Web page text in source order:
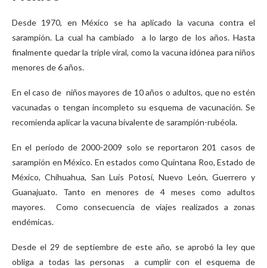
Desde 1970, en México se ha aplicado la vacuna contra el
sarampión. La cual ha cambiado a lo largo de los años. Hasta
finalmente quedar la triple viral, como la vacuna idónea para niños
menores de 6 años.
En el caso de niños mayores de 10 años o adultos, que no estén
vacunadas o tengan incompleto su esquema de vacunación. Se
recomienda aplicar la vacuna bivalente de sarampión-rubéola.
En el período de 2000-2009 solo se reportaron 201 casos de
sarampión en México. En estados como Quintana Roo, Estado de
México, Chihuahua, San Luis Potosí, Nuevo León, Guerrero y
Guanajuato. Tanto en menores de 4 meses como adultos
mayores. Como consecuencia de viajes realizados a zonas
endémicas.
Desde el 29 de septiembre de este año, se aprobó la ley que
obliga a todas las personas a cumplir con el esquema de